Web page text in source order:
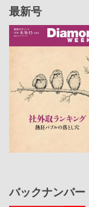
最新号
バックナンバー